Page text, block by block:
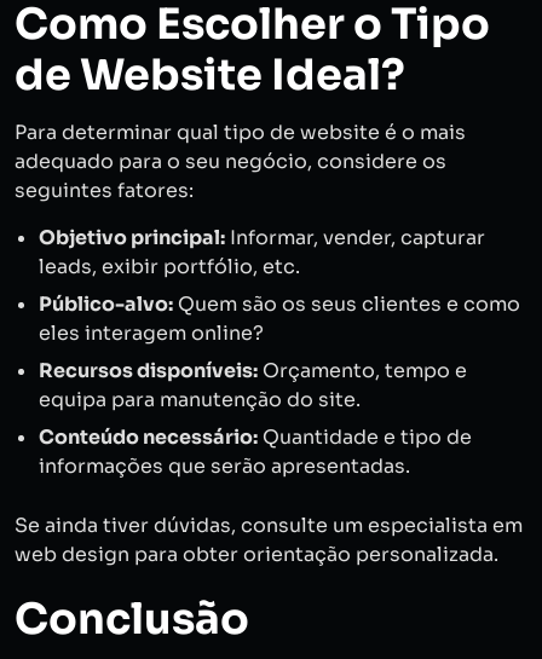
Como Escolher o Tipo
de Website Ideal?
Para determinar qual tipo de website é o mais
adequado para o seu negócio, considere os
seguintes fatores:
Objetivo principal: Informar, vender, capturar
leads, exibir portfólio, etc.
Público-alvo: Quem são os seus clientes e como
eles interagem online?
Recursos disponíveis: Orçamento, tempo e
equipa para manutenção do site.
Conteúdo necessário: Quantidade e tipo de
informações que serão apresentadas.
Se ainda tiver dúvidas, consulte um especialista em
web design para obter orientação personalizada.
Conclusão